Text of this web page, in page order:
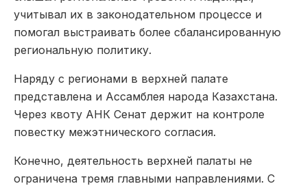
учитывал их в законодательном процессе и
помогал выстраивать более сбалансированную
региональную политику.
Наряду с регионами в верх­ней палате
представлена и Ассамблея народа Казахстана.
Через квоту АНК Сенат держит на контроле
повестку межэтнического согласия.
Конечно, деятельность верх­ней палаты не
ограничена тремя главными направлениями. С